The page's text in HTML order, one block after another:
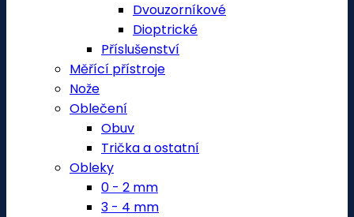
Dvouzorníkové
Dioptrické
Příslušenství
Měřící přístroje
Nože
Oblečení
Obuv
Trička a ostatní
Obleky
0 - 2 mm
3 - 4 mm